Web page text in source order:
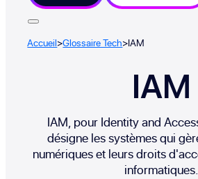
Accueil>Glossaire Tech>IAM
IAM
IAM, pour Identity and
désigne les systèmes qui
numériques et leurs droits
informatiques.